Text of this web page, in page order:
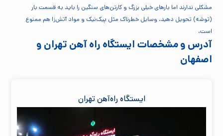
مشکلی ندارند اما بارهای خیلی بزرگ و کارتن‌های سنگین را باید به قسمت بار
(توشه) تحویل دهید. وسایل خطرناک مثل پیک‌نیک و مواد آتش‌زا هم ممنوع
است.
آدرس و مشخصات ایستگاه راه آهن تهران و
اصفهان
ایستگاه راه‌آهن تهران